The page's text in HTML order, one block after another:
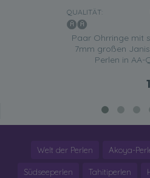
QUALITÄT:
Paar Ohrringe mit
7mm großen
Perlen in AA-
Welt der Perlen Akoya-
Südseeperlen Tahitiperlen